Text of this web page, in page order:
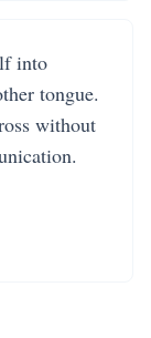
into
tongue.
without